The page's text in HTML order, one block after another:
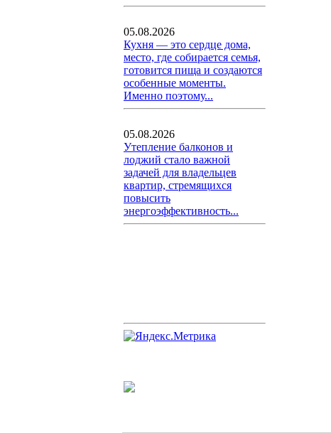
05.08.2026
Кухня — это сердце дома,
место, где собирается семья,
готовится пища и создаются
особенные моменты.
Именно поэтому...
05.08.2026
Утепление балконов и
лоджий стало важной
задачей для владельцев
квартир, стремящихся
повысить
энергоэффективность...